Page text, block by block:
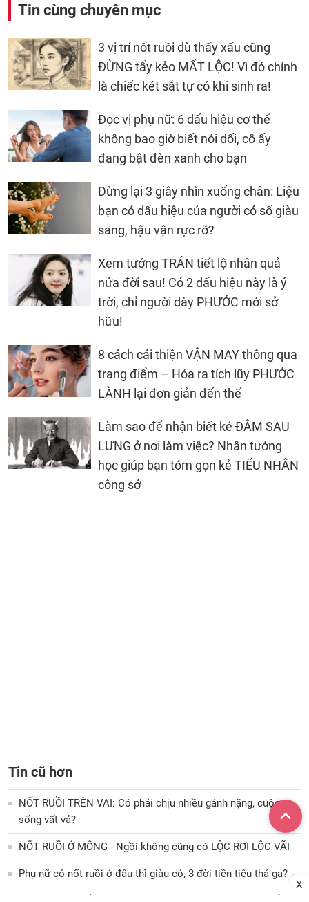
Tin cùng chuyên mục
3 vị trí nốt ruồi dù thấy xấu cũng
ĐỪNG tẩy kẻo MẤT LỘC! Vì đó chính
là chiếc két sắt tự có khi sinh ra!
Đọc vị phụ nữ: 6 dấu hiệu cơ thể
không bao giờ biết nói dối, cô ấy
đang bật đèn xanh cho bạn
Dừng lại 3 giây nhìn xuống chân: Liệu
bạn có dấu hiệu của người có số giàu
sang, hậu vận rực rỡ?
Xem tướng TRÁN tiết lộ nhân quả
nửa đời sau! Có 2 dấu hiệu này là ý
trời, chỉ người dày PHƯỚC mới sở
hữu!
8 cách cải thiện VẬN MAY thông qua
trang điểm – Hóa ra tích lũy PHƯỚC
LÀNH lại đơn giản đến thế
Làm sao để nhận biết kẻ ĐÂM SAU
LƯNG ở nơi làm việc? Nhân tướng
học giúp bạn tóm gọn kẻ TIỂU NHÂN
công sở
Tin cũ hơn
NỐT RUỒI TRÊN VAI: Có phải chịu nhiều gánh nặng, cuộc
sống vất vả?
NỐT RUỒI Ở MÔNG - Ngồi không cũng có LỘC RƠI LỘC VÃI
Phụ nữ có nốt ruồi ở đâu thì giàu có, 3 đời tiền tiêu thả ga?
X